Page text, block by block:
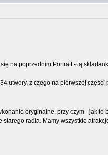
na poprzednim Portrait - tą
utwory, z czego na pierwszej
oryginalne, przy czym - jak to
radia. Mamy wszystkie